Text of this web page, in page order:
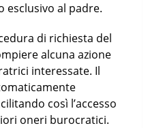
esclusivo al padre.
di richiesta del
alcuna azione
interessate. Il
così l’accesso
oneri burocratici.